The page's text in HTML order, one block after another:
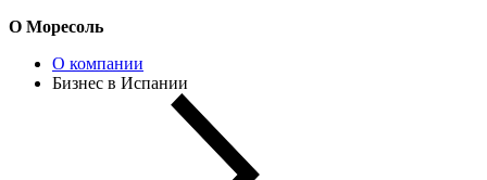
О Моресоль
О компании
Бизнес в Испании